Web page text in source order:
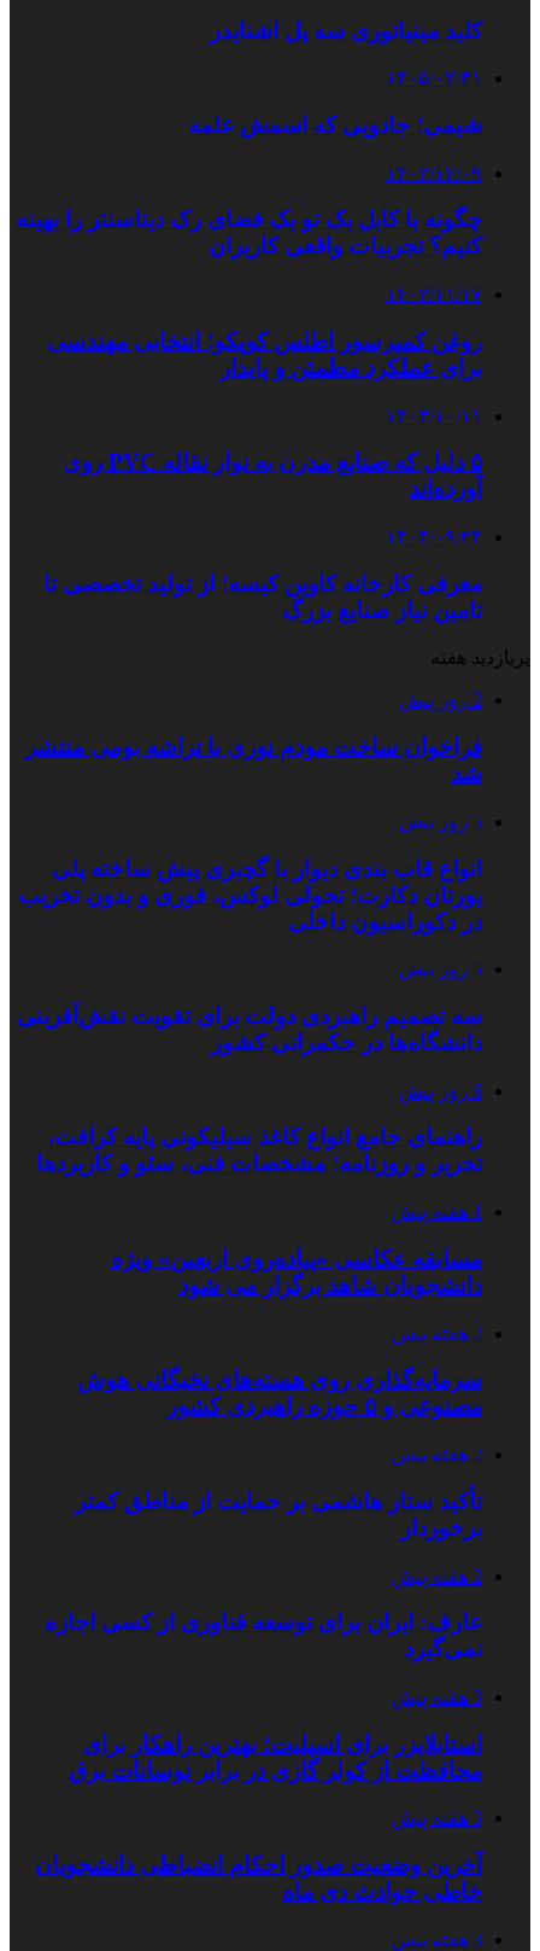
کلید مینیاتوری سه پل اشنایدر
۱۴۰۵/۰۲/۳۱
شیمی؛ جادویی که اسمش علمه
۱۴۰۳/۱۲/۰۹
چگونه با کابل بک تو بک فضای رک دیتاسنتر را بهینه
کنیم؟ تجربیات واقعی کاربران
۱۴۰۳/۱۱/۱۷
روغن کمپرسور اطلس کوپکو؛ انتخابی مهندسی
برای عملکرد مطمئن و پایدار
۱۴۰۳/۱۰/۱۱
۵ دلیل که صنایع مدرن به نوار نقاله PVC روی
آورده‌اند
۱۴۰۴/۰۹/۲۴
معرفی کارخانه کاوین کیسه؛ از تولید تخصصی تا
تامین نیاز صنایع بزرگ
پربازدید هفته
2 روز پیش
فراخوان ساخت مودم نوری با تراشه بومی منتشر
شد
5 روز پیش
انواع قاب بندی دیوار با گچبری پیش ساخته پلی
یورتان دکارت؛ تحولی لوکس، فوری و بدون تخریب
در دکوراسیون داخلی
5 روز پیش
سه تصمیم راهبردی دولت برای تقویت نقش‌آفرینی
دانشگاه‌ها در حکمرانی کشور
6 روز پیش
راهنمای جامع انواع کاغذ سیلیکونی پایه کرافت،
تحریر و روزنامه؛ مشخصات فنی، سئو و کاربردها
1 هفته پیش
مسابقه عکاسی «پیاده‌روی اربعین» ویژه
دانشجویان شاهد برگزار می شود
2 هفته پیش
سرمایه‌گذاری روی هسته‌های نخبگانی هوش
مصنوعی و ۵ حوزه راهبردی کشور
2 هفته پیش
تأکید ستار هاشمی بر حمایت از مناطق کمتر
برخوردار
2 هفته پیش
عارف: ایران برای توسعه فناوری از کسی اجازه
نمی‌گیرد
3 هفته پیش
استابلایزر برای اسپلیت؛ بهترین راهکار برای
محافظت از کولر گازی در برابر نوسانات برق
3 هفته پیش
آخرین وضعیت صدور احکام انضباطی دانشجویان
خاطی حوادث دی ماه
3 هفته پیش